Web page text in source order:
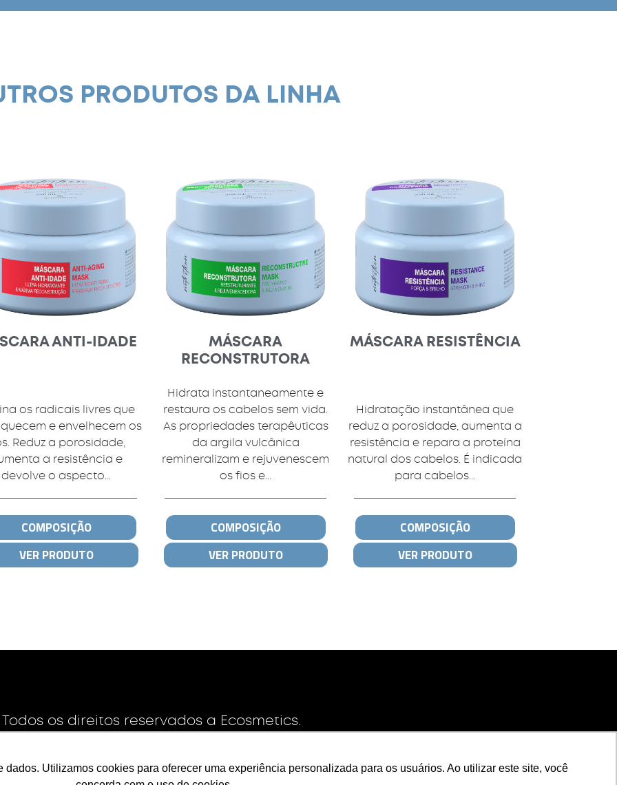
Utilizamos cookies para oferecer uma experiência personalizada para os usuários. Ao utilizar este site, você
PRODUTOS DA LINHA
ANTI-IDADE
os radicais livres que
e envelhecem os
Reduz a porosidade,
a resistência e
devolve o aspecto...
COMPOSIÇÃO
VER PRODUTO
MÁSCARA
RECONSTRUTORA
Hidrata instantaneamente e
restaura os cabelos sem vida.
As propriedades terapêuticas
da argila vulcânica
remineralizam e rejuvenescem
os fios e...
COMPOSIÇÃO
VER PRODUTO
MÁSCARA RESISTÊNCIA
Hidratação instantânea que
reduz a porosidade, aumenta a
resistência e repara a proteína
natural dos cabelos. É indicada
para cabelos...
COMPOSIÇÃO
VER PRODUTO
Todos os direitos reservados a Ecosmetics.
IMPORTACAO E EXPORTACAO DE COSMETICOS LTDA